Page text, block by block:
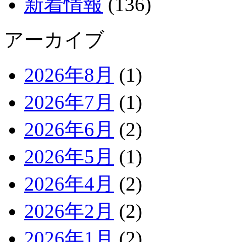
アーカイブ
2026年8月 (1)
2026年7月 (1)
2026年6月 (2)
2026年5月 (1)
2026年4月 (2)
2026年2月 (2)